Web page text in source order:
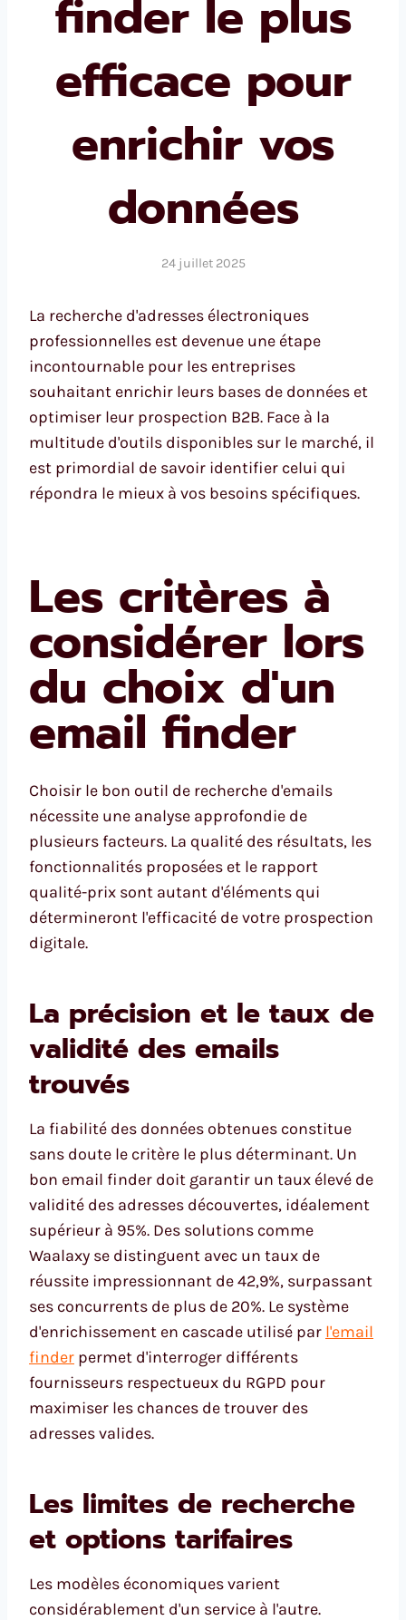
finder le plus
efficace pour
enrichir vos
données
24 juillet 2025
La recherche d'adresses électroniques
professionnelles est devenue une étape
incontournable pour les entreprises
souhaitant enrichir leurs bases de données et
optimiser leur prospection B2B. Face à la
multitude d'outils disponibles sur le marché, il
est primordial de savoir identifier celui qui
répondra le mieux à vos besoins spécifiques.
Les critères à
considérer lors
du choix d'un
email finder
Choisir le bon outil de recherche d'emails
nécessite une analyse approfondie de
plusieurs facteurs. La qualité des résultats, les
fonctionnalités proposées et le rapport
qualité-prix sont autant d'éléments qui
détermineront l'efficacité de votre prospection
digitale.
La précision et le taux de
validité des emails
trouvés
La fiabilité des données obtenues constitue
sans doute le critère le plus déterminant. Un
bon email finder doit garantir un taux élevé de
validité des adresses découvertes, idéalement
supérieur à 95%. Des solutions comme
Waalaxy se distinguent avec un taux de
réussite impressionnant de 42,9%, surpassant
ses concurrents de plus de 20%. Le système
d'enrichissement en cascade utilisé par l'email
finder permet d'interroger différents
fournisseurs respectueux du RGPD pour
maximiser les chances de trouver des
adresses valides.
Les limites de recherche
et options tarifaires
Les modèles économiques varient
considérablement d'un service à l'autre.